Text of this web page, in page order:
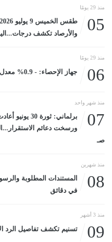
منذ 29 يومًا
05
والأرصاد تكشف درجات...اليوم الخميس، 9
منذ 29 يومًا
06 جهاز الإحصاء: - 0.9% معدل التضخم الشهرى لشهر يونيو 2026
منذ شهر واحد
07
برلماني: ثورة
صـ
منذ شهرين
08
المستندات المطلوبة
في دقائق
منذ 3 أشهر
09 تسنيم تكشف تفاصيل الرد